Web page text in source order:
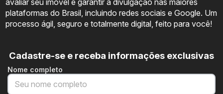
plataformas do Brasil, incluindo redes sociais e Google. Um
processo ágil, seguro e totalmente digital, feito para você!
Cadastre-se e receba informações exclusivas
Nome completo